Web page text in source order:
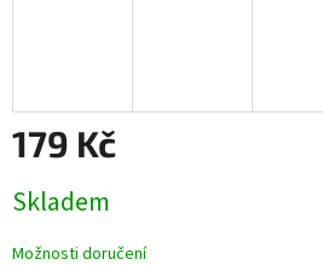
179 Kč
cena:
Skladem
Možnosti doručení